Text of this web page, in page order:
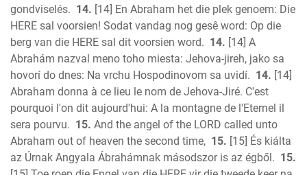
gondviselés. 14. [14] En Abraham het die plek genoem: Die
HERE sal voorsien! Sodat vandag nog gesê word: Op die
berg van die HERE sal dit voorsien word. 14. [14] A
Abrahám nazval meno toho miesta: Jehova-jireh, jako sa
hovorí do dnes: Na vrchu Hospodinovom sa uvidí. 14. [14]
Abraham donna à ce lieu le nom de Jehova-Jiré. C'est
pourquoi l'on dit aujourd'hui: A la montagne de l'Eternel il
sera pourvu. 15. And the angel of the LORD called unto
Abraham out of heaven the second time, 15. [15] És kiálta
az Úrnak Angyala Ábrahámnak másodszor is az égből. 15.